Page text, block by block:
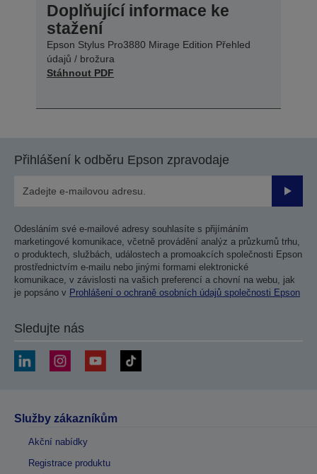
Doplňující informace ke
stažení
Epson Stylus Pro3880 Mirage Edition Přehled
údajů / brožura
Stáhnout PDF
Přihlášení k odběru Epson zpravodaje
Odesláním své e-mailové adresy souhlasíte s přijímáním
marketingové komunikace, včetně provádění analýz a průzkumů trhu,
o produktech, službách, událostech a promoakcích společnosti Epson
prostřednictvím e-mailu nebo jinými formami elektronické
komunikace, v závislosti na vašich preferencí a chovní na webu, jak
je popsáno v Prohlášení o ochraně osobních údajů společnosti Epson
Sledujte nás
Služby zákazníkům
Akční nabídky
Registrace produktu